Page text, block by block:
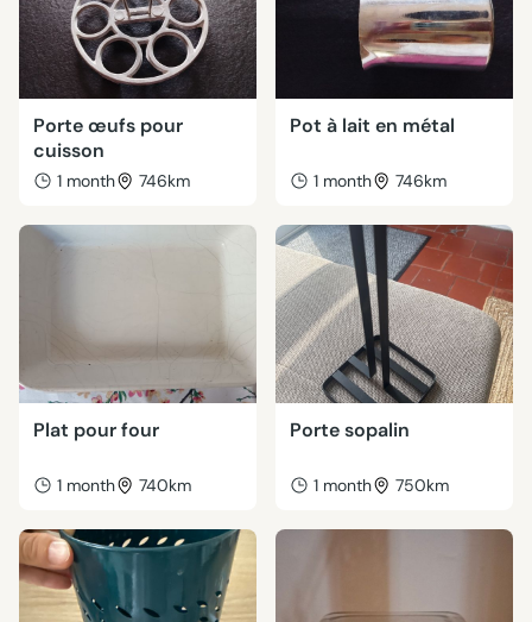
Porte œufs pour
cuisson
1 month 746km
Pot à lait en métal
1 month 746km
Plat pour four
1 month 740km
Porte sopalin
1 month 750km